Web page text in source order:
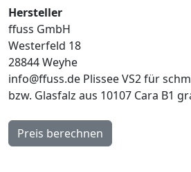
Hersteller
ffuss GmbH
Westerfeld 18
28844 Weyhe
info@ffuss.de Plissee VS2 für
bzw. Glasfalz aus 10107 Cara B1
Preis berechnen